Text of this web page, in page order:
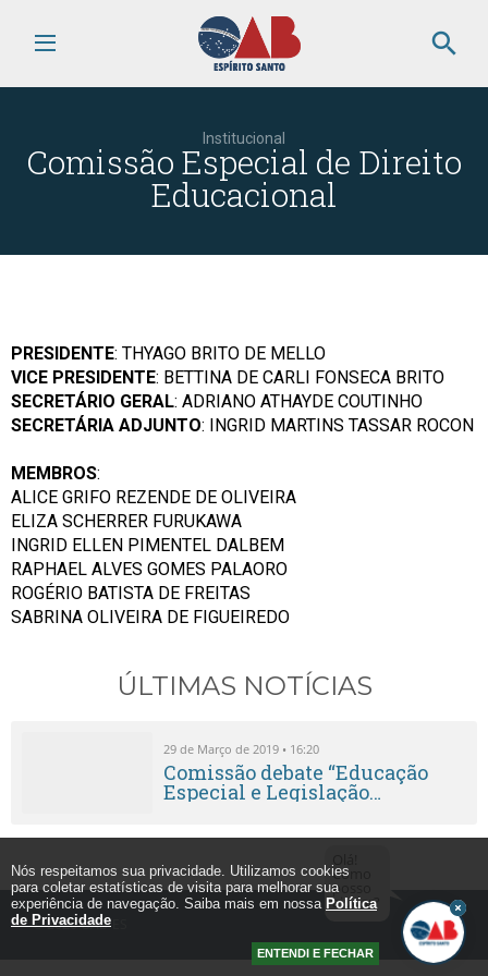
search
Institucional
Comissão Especial de Direito
Educacional
PRESIDENTE: THYAGO BRITO DE MELLO
VICE PRESIDENTE: BETTINA DE CARLI FONSECA BRITO
SECRETÁRIO GERAL: ADRIANO ATHAYDE COUTINHO
SECRETÁRIA ADJUNTO: INGRID MARTINS TASSAR ROCON
MEMBROS:
ALICE GRIFO REZENDE DE OLIVEIRA
ELIZA SCHERRER FURUKAWA
INGRID ELLEN PIMENTEL DALBEM
RAPHAEL ALVES GOMES PALAORO
ROGÉRIO BATISTA DE FREITAS
SABRINA OLIVEIRA DE FIGUEIREDO
ÚLTIMAS NOTÍCIAS
29 de Março de 2019 • 16:20
Comissão debate “Educação
Especial e Legislação
© 2026OAB-ES
Nós respeitamos sua privacidade. Utilizamos cookies
para coletar estatísticas de visita para melhorar sua
experiência de navegação. Saiba mais em nossa Política
de Privacidade
ENTENDI E FECHAR
Como
posso
ajudar?